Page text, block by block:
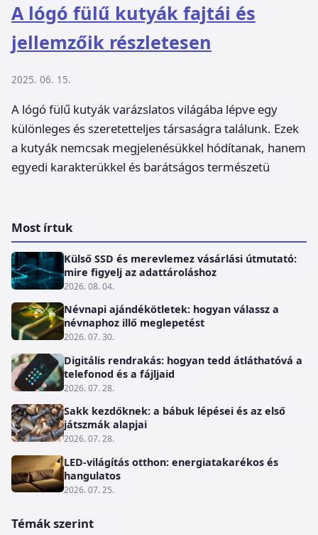
A lógó fülű kutyák fajtái és
jellemzőik részletesen
2025. 06. 15.
A lógó fülű kutyák varázslatos világába lépve egy
különleges és szeretetteljes társaságra találunk. Ezek
a kutyák nemcsak megjelenésükkel hódítanak, hanem
egyedi karakterükkel és barátságos természetü
Most írtuk
Külső SSD és merevlemez vásárlási útmutató:
mire figyelj az adattároláshoz
2026. 08. 04.
Névnapi ajándékötletek: hogyan válassz a
névnaphoz illő meglepetést
2026. 07. 30.
Digitális rendrakás: hogyan tedd átláthatóvá a
telefonod és a fájljaid
2026. 07. 28.
Sakk kezdőknek: a bábuk lépései és az első
játszmák alapjai
2026. 07. 28.
LED-világítás otthon: energiatakarékos és
hangulatos
2026. 07. 25.
Témák szerint